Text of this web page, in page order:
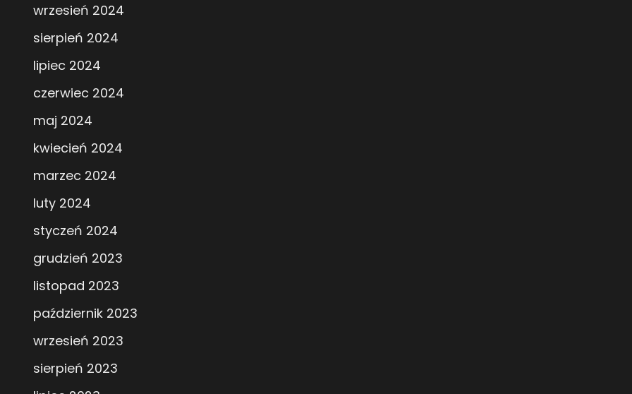
wrzesień 2024
sierpień 2024
lipiec 2024
czerwiec 2024
maj 2024
kwiecień 2024
marzec 2024
luty 2024
styczeń 2024
grudzień 2023
listopad 2023
październik 2023
wrzesień 2023
sierpień 2023